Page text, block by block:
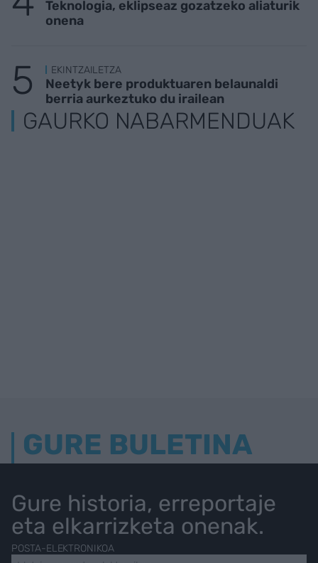
Teknologia, eklipseaz gozatzeko aliaturik
onena
EKINTZAILETZA
Neetyk bere produktuaren belaunaldi
berria aurkeztuko du irailean
GAURKO NABARMENDUAK
GURE BULETINA
Gure historia, erreportaje
eta elkarrizketa onenak.
POSTA-ELEKTRONIKOA